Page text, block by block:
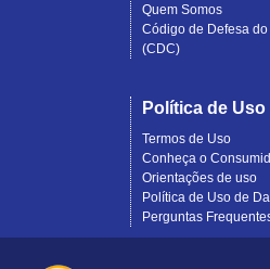
Quem Somos
Código de Defesa
(CDC)
Política de Uso
Termos de Uso
Conheça o
Orientações de uso
Política de Uso de
Perguntas